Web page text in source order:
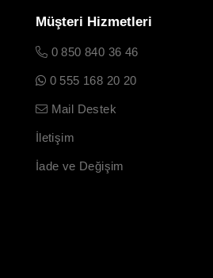
Müşteri Hizmetleri
0 850 840 36 46
0 555 168 20 20
Mail Destek
İletişim
İade ve Değişim